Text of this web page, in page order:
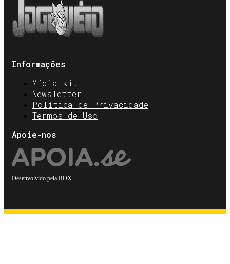
Informações
Mídia kit
Newsletter
Política de Privacidade
Termos de Uso
Apoie-nos
Desenvolvido pela ROX